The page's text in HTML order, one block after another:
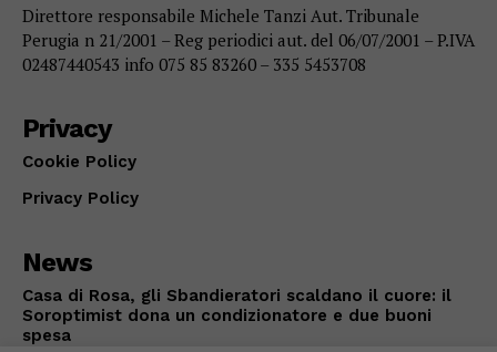
Direttore responsabile Michele Tanzi Aut. Tribunale
Perugia n 21/2001 – Reg periodici aut. del 06/07/2001 – P.IVA
02487440543 info 075 85 83260 – 335 5453708
Privacy
Cookie Policy
Privacy Policy
News
Casa di Rosa, gli Sbandieratori scaldano il cuore: il
Soroptimist dona un condizionatore e due buoni
spesa